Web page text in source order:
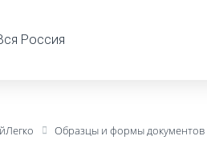
Россия
Образцы и формы документов